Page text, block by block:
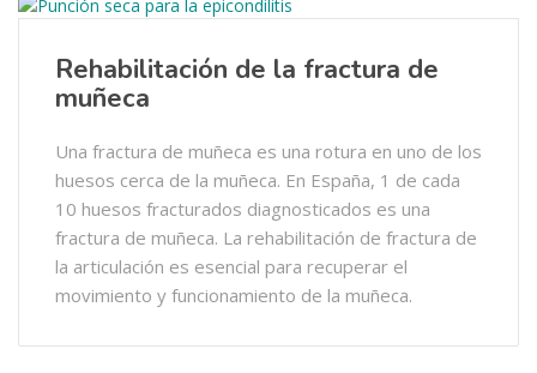
Rehabilitación de la fractura de
muñeca
Una fractura de muñeca es una rotura en uno de los
huesos cerca de la muñeca. En España, 1 de cada
10 huesos fracturados diagnosticados es una
fractura de muñeca. La rehabilitación de fractura de
la articulación es esencial para recuperar el
movimiento y funcionamiento de la muñeca.